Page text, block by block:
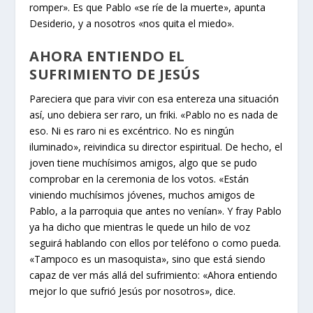
romper». Es que Pablo «se ríe de la muerte», apunta
Desiderio, y a nosotros «nos quita el miedo».
AHORA ENTIENDO EL
SUFRIMIENTO DE JESÚS
Pareciera que para vivir con esa entereza una situación
así, uno debiera ser raro, un friki. «Pablo no es nada de
eso. Ni es raro ni es excéntrico. No es ningún
iluminado», reivindica su director espiritual. De hecho, el
joven tiene muchísimos amigos, algo que se pudo
comprobar en la ceremonia de los votos. «Están
viniendo muchísimos jóvenes, muchos amigos de
Pablo, a la parroquia que antes no venían». Y fray Pablo
ya ha dicho que mientras le quede un hilo de voz
seguirá hablando con ellos por teléfono o como pueda.
«Tampoco es un masoquista», sino que está siendo
capaz de ver más allá del sufrimiento: «Ahora entiendo
mejor lo que sufrió Jesús por nosotros», dice.